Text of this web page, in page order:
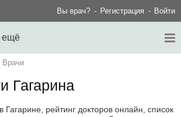
Вы врач? Регистрация Войти
ещё
Врачи
Гагарина
Гагарине, рейтинг докторов онлайн, список